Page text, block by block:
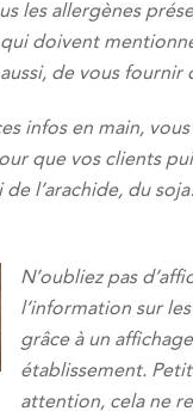
les allergènes
doivent
de vous
infos en main,
que vos clients
de l’arachide, du
N’oubliez pas
l’information sur
grâce à un
établissement.
attention, cela ne